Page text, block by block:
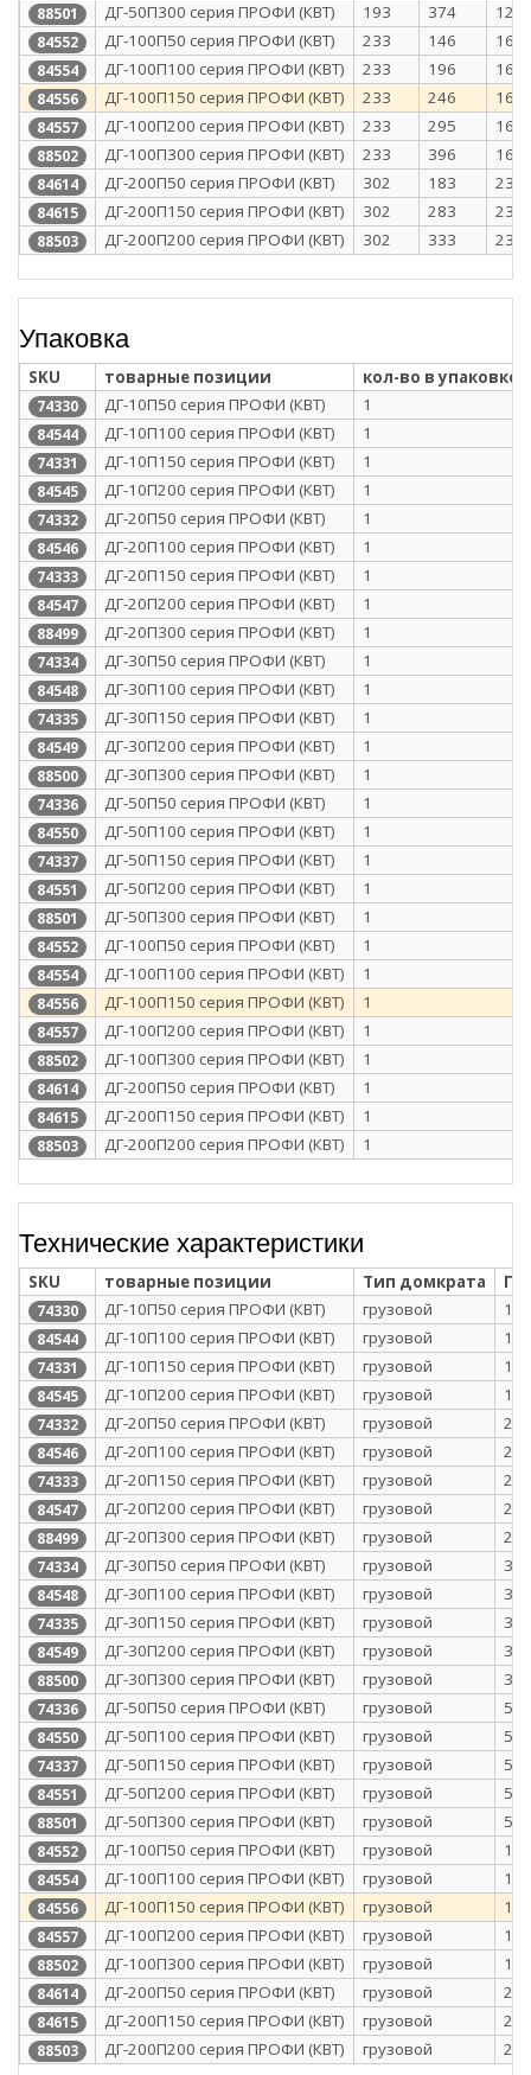
88501 ДГ-50П300 серия ПРОФИ (КВТ) 193 374 128
84552 ДГ-100П50 серия ПРОФИ (КВТ) 233 146 168
84554 ДГ-100П100 серия ПРОФИ (КВТ) 233 196 168
84556 ДГ-100П150 серия ПРОФИ (КВТ) 233 246 168
84557 ДГ-100П200 серия ПРОФИ (КВТ) 233 295 168
88502 ДГ-100П300 серия ПРОФИ (КВТ) 233 396 168
84614 ДГ-200П50 серия ПРОФИ (КВТ) 302 183 237
84615 ДГ-200П150 серия ПРОФИ (КВТ) 302 283 237
88503 ДГ-200П200 серия ПРОФИ (КВТ) 302 333 237
Упаковка
SKU товарные позиции кол-во в упаковке
74330 ДГ-10П50 серия ПРОФИ (КВТ) 1
84544 ДГ-10П100 серия ПРОФИ (КВТ) 1
74331 ДГ-10П150 серия ПРОФИ (КВТ) 1
84545 ДГ-10П200 серия ПРОФИ (КВТ) 1
74332 ДГ-20П50 серия ПРОФИ (КВТ) 1
84546 ДГ-20П100 серия ПРОФИ (КВТ) 1
74333 ДГ-20П150 серия ПРОФИ (КВТ) 1
84547 ДГ-20П200 серия ПРОФИ (КВТ) 1
88499 ДГ-20П300 серия ПРОФИ (КВТ) 1
74334 ДГ-30П50 серия ПРОФИ (КВТ) 1
84548 ДГ-30П100 серия ПРОФИ (КВТ) 1
74335 ДГ-30П150 серия ПРОФИ (КВТ) 1
84549 ДГ-30П200 серия ПРОФИ (КВТ) 1
88500 ДГ-30П300 серия ПРОФИ (КВТ) 1
74336 ДГ-50П50 серия ПРОФИ (КВТ) 1
84550 ДГ-50П100 серия ПРОФИ (КВТ) 1
74337 ДГ-50П150 серия ПРОФИ (КВТ) 1
84551 ДГ-50П200 серия ПРОФИ (КВТ) 1
88501 ДГ-50П300 серия ПРОФИ (КВТ) 1
84552 ДГ-100П50 серия ПРОФИ (КВТ) 1
84554 ДГ-100П100 серия ПРОФИ (КВТ) 1
84556 ДГ-100П150 серия ПРОФИ (КВТ) 1
84557 ДГ-100П200 серия ПРОФИ (КВТ) 1
88502 ДГ-100П300 серия ПРОФИ (КВТ) 1
84614 ДГ-200П50 серия ПРОФИ (КВТ) 1
84615 ДГ-200П150 серия ПРОФИ (КВТ) 1
88503 ДГ-200П200 серия ПРОФИ (КВТ) 1
Технические характеристики
SKU товарные позиции Тип домкрата
74330 ДГ-10П50 серия ПРОФИ (КВТ) грузовой 10
84544 ДГ-10П100 серия ПРОФИ (КВТ) грузовой 10
74331 ДГ-10П150 серия ПРОФИ (КВТ) грузовой 10
84545 ДГ-10П200 серия ПРОФИ (КВТ) грузовой 10
74332 ДГ-20П50 серия ПРОФИ (КВТ) грузовой 20
84546 ДГ-20П100 серия ПРОФИ (КВТ) грузовой 20
74333 ДГ-20П150 серия ПРОФИ (КВТ) грузовой 20
84547 ДГ-20П200 серия ПРОФИ (КВТ) грузовой 20
88499 ДГ-20П300 серия ПРОФИ (КВТ) грузовой 20
74334 ДГ-30П50 серия ПРОФИ (КВТ) грузовой 30
84548 ДГ-30П100 серия ПРОФИ (КВТ) грузовой 30
74335 ДГ-30П150 серия ПРОФИ (КВТ) грузовой 30
84549 ДГ-30П200 серия ПРОФИ (КВТ) грузовой 30
88500 ДГ-30П300 серия ПРОФИ (КВТ) грузовой 30
74336 ДГ-50П50 серия ПРОФИ (КВТ) грузовой 50
84550 ДГ-50П100 серия ПРОФИ (КВТ) грузовой 50
74337 ДГ-50П150 серия ПРОФИ (КВТ) грузовой 50
84551 ДГ-50П200 серия ПРОФИ (КВТ) грузовой 50
88501 ДГ-50П300 серия ПРОФИ (КВТ) грузовой 50
84552 ДГ-100П50 серия ПРОФИ (КВТ) грузовой 100
84554 ДГ-100П100 серия ПРОФИ (КВТ) грузовой 100
84556 ДГ-100П150 серия ПРОФИ (КВТ) грузовой 100
84557 ДГ-100П200 серия ПРОФИ (КВТ) грузовой 100
88502 ДГ-100П300 серия ПРОФИ (КВТ) грузовой 100
84614 ДГ-200П50 серия ПРОФИ (КВТ) грузовой 200
84615 ДГ-200П150 серия ПРОФИ (КВТ) грузовой 200
88503 ДГ-200П200 серия ПРОФИ (КВТ) грузовой 200